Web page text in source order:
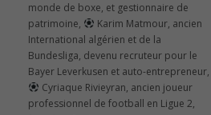
monde de boxe, et gestionnaire de
patrimoine,
Karim Matmour, ancien
International algérien et de la
Bundesliga, devenu recruteur pour le
Bayer Leverkusen et auto-entrepreneur,
Cyriaque Rivieyran, ancien joueur
professionnel de football en Ligue 2,